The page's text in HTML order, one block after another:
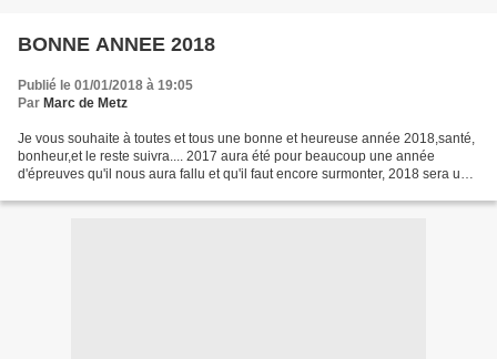
BONNE ANNEE 2018
Publié le 01/01/2018 à 19:05
Par Marc de Metz
Je vous souhaite à toutes et tous une bonne et heureuse année 2018,santé,
bonheur,et le reste suivra.... 2017 aura été pour beaucoup une année
d'épreuves qu'il nous aura fallu et qu'il faut encore surmonter, 2018 sera une